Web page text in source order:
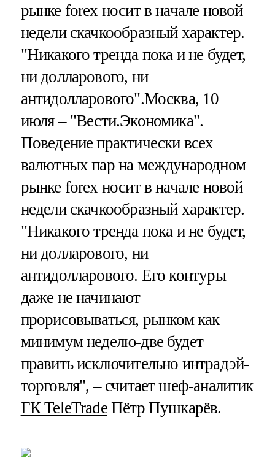
рынке forex носит в начале новой
недели скачкообразный характер.
"Никакого тренда пока и не будет,
ни долларового, ни
антидолларового".Москва, 10
июля – "Вести.Экономика".
Поведение практически всех
валютных пар на международном
рынке forex носит в начале новой
недели скачкообразный характер.
"Никакого тренда пока и не будет,
ни долларового, ни
антидолларового. Его контуры
даже не начинают
прорисовываться, рынком как
минимум неделю-две будет
править исключительно интрадэй-
торговля", – считает шеф-аналитик
ГК TeleTradeПётр Пушкарёв.